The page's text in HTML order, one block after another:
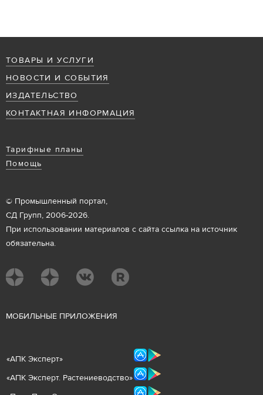
ТОВАРЫ И УСЛУГИ
НОВОСТИ И СОБЫТИЯ
ИЗДАТЕЛЬСТВО
КОНТАКТНАЯ ИНФОРМАЦИЯ
Тарифные планы
Помощь
© Промышленный портал,
СД Групп, 2006-2026.
При использовании материалов с сайта ссылка на источник
обязательна.
МОБИЛЬНЫЕ ПРИЛОЖЕНИЯ
«АПК Эксперт»
«АПК Эксперт. Растениеводство»